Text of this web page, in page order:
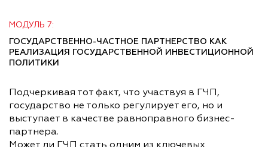
МОДУЛЬ 7:
ГОСУДАРСТВЕННО-ЧАСТНОЕ ПАРТНЕРСТВО КАК
РЕАЛИЗАЦИЯ ГОСУДАРСТВЕННОЙ ИНВЕСТИЦИОННОЙ
ПОЛИТИКИ
Подчеркивая тот факт, что участвуя в ГЧП,
государство не только регулирует его, но и
выступает в качестве равноправного бизнес-
партнера.